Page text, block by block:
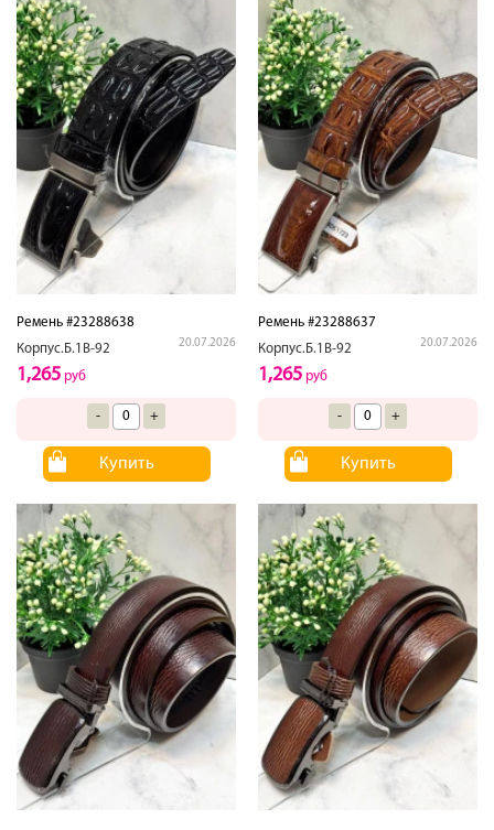
Ремень #23288638
Корпус.Б.1В-92
20.07.2026
1,265 руб
- +
Купить
Ремень #23288637
Корпус.Б.1В-92
20.07.2026
1,265 руб
- +
Купить